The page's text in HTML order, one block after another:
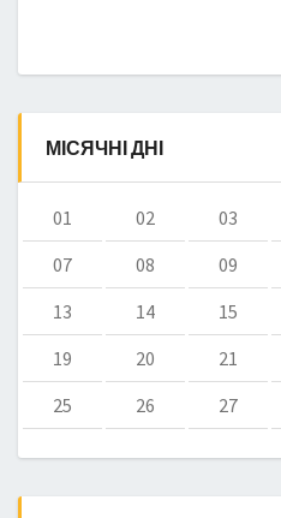
МІСЯЧНІ ДНІ
01 02 03
07
08 09
13
14 15
19
20 21
25
26 27